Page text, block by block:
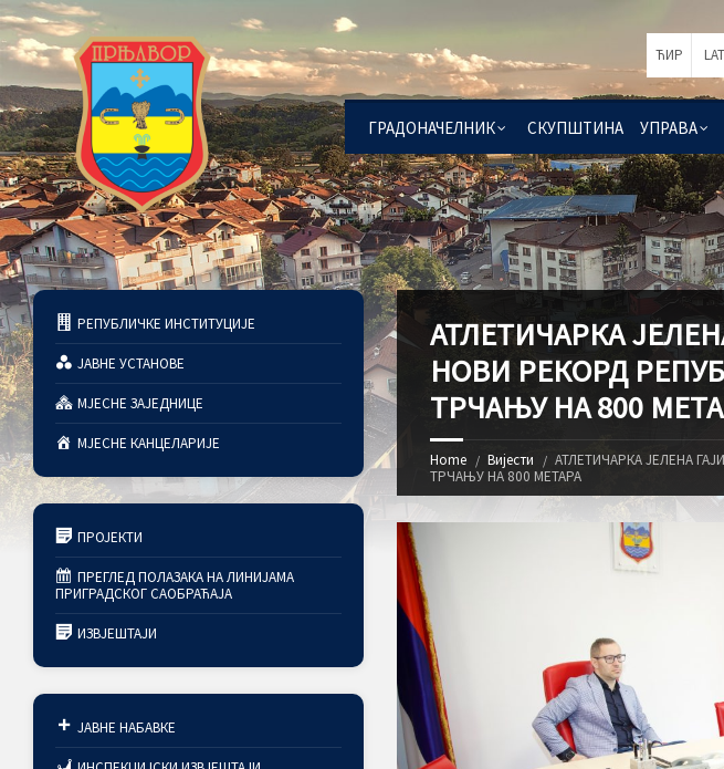
ГРАДОНАЧЕЛНИК СКУПШТИНА УПРАВА
ЋИР LAT
АТЛЕТИЧАРКА
НОВИ РЕКОРД
ТРЧАЊУ НА 800
Home Вијести
АТЛЕТИЧАРКА ЈЕЛЕНА
ТРЧАЊУ НА 800 МЕТАРА
РЕПУБЛИЧКЕ ИНСТИТУЦИЈЕ
ЈАВНЕ УСТАНОВЕ
МЈЕСНЕ ЗАЈЕДНИЦЕ
МЈЕСНЕ КАНЦЕЛАРИЈЕ
ПРОЈЕКТИ
ПРЕГЛЕД ПОЛАЗАКА НА ЛИНИЈАМА
ПРИГРАДСКОГ САОБРАЋАЈА
ИЗВЈЕШТАЈИ
ЈАВНЕ НАБАВКЕ